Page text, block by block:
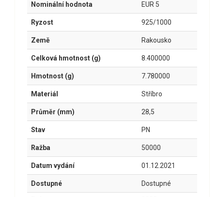
Nominální hodnota EUR 5
Ryzost 925/1000
Země Rakousko
Celková hmotnost (g) 8.400000
Hmotnost (g) 7.780000
Materiál Stříbro
Průměr (mm) 28,5
Stav PN
Ražba 50000
Datum vydání 01.12.2021
Dostupné Dostupné